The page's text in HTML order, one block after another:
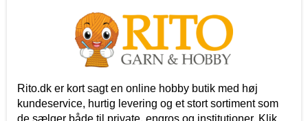
Rito.dk er kort sagt en online hobby butik med høj
kundeservice, hurtig levering og et stort sortiment som
de sælger både til private, engros og institutioner. Klik